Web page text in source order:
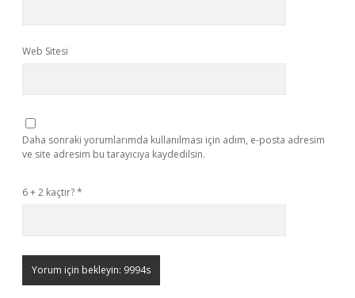
Web Sitesi
Daha sonraki yorumlarımda kullanılması için adım, e-posta adresim
ve site adresim bu tarayıcıya kaydedilsin.
6 + 2 kaçtır?*